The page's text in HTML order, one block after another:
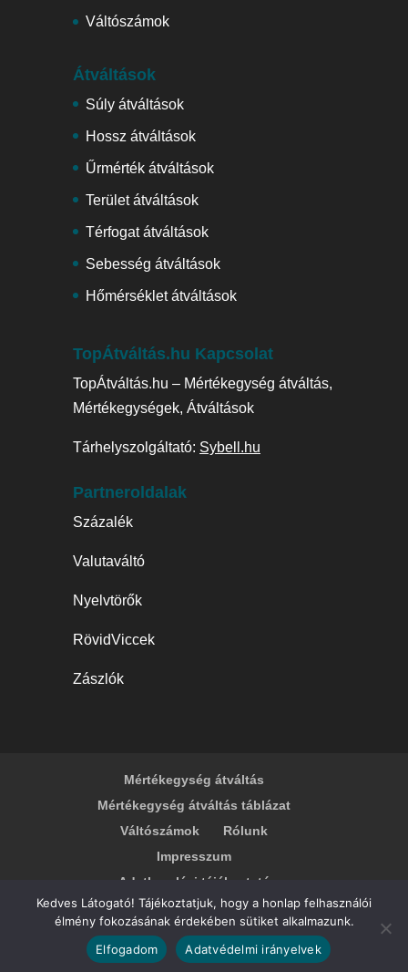
Váltószámok
Átváltások
Súly átváltások
Hossz átváltások
Űrmérték átváltások
Terület átváltások
Térfogat átváltások
Sebesség átváltások
Hőmérséklet átváltások
TopÁtváltás.hu Kapcsolat
TopÁtváltás.hu – Mértékegység átváltás,
Mértékegységek, Átváltások
Tárhelyszolgáltató: Sybell.hu
Partneroldalak
Százalék
Valutaváltó
Nyelvtörők
RövidViccek
Zászlók
Mértékegység átváltás
Mértékegység átváltás táblázat
Váltószámok
Rólunk
Impresszum
Adatkezelési tájékoztató
© 2026TopÁtváltás.hu- Mértékegység
átváltás, Mértékegységek, Átváltások
Kedves Látogató! Tájékoztatjuk, hogy a honlap felhasználói
élmény fokozásának érdekében sütiket alkalmazunk.
Elfogadom
Adatvédelmi irányelvek